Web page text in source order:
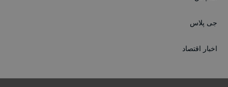
جی پلاس
اخبار اقتصاد